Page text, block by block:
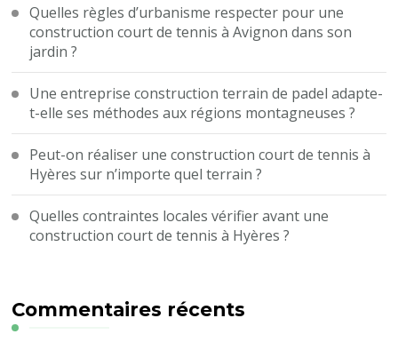
Quelles règles d’urbanisme respecter pour une
construction court de tennis à Avignon dans son
jardin ?
Une entreprise construction terrain de padel adapte-
t-elle ses méthodes aux régions montagneuses ?
Peut-on réaliser une construction court de tennis à
Hyères sur n’importe quel terrain ?
Quelles contraintes locales vérifier avant une
construction court de tennis à Hyères ?
Commentaires récents